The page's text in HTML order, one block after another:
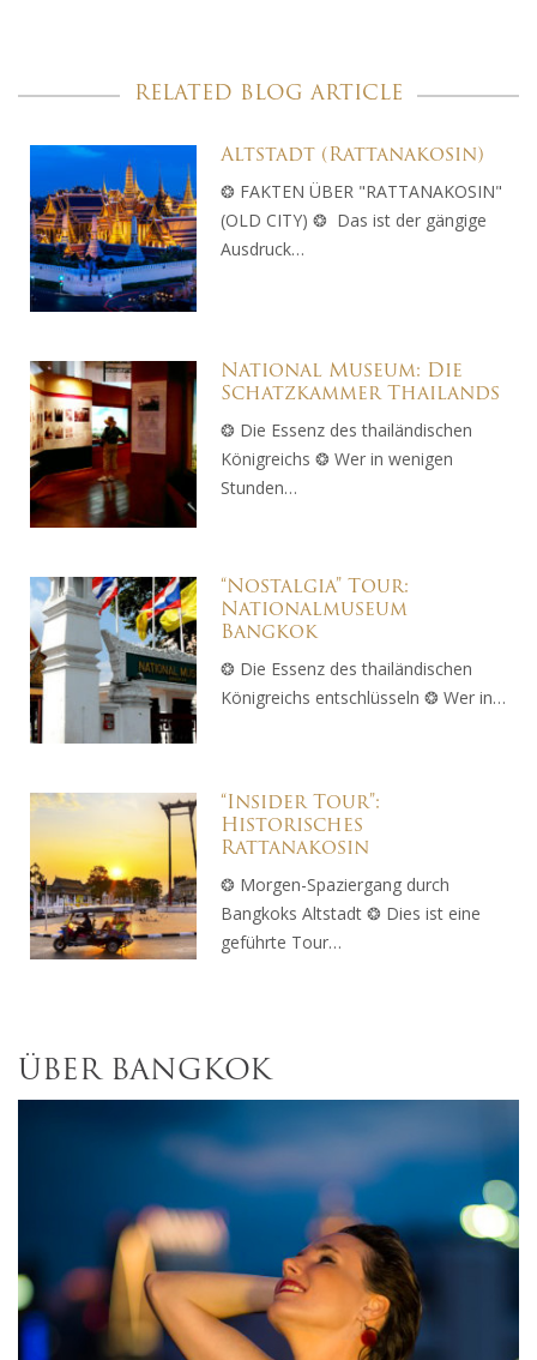
RELATED BLOG ARTICLE
Altstadt (Rattanakosin)
❂ FAKTEN ÜBER "RATTANAKOSIN"
(OLD CITY) ❂ Das ist der gängige
Ausdruck…
National Museum: Die
Schatzkammer Thailands
❂ Die Essenz des thailändischen
Königreichs ❂ Wer in wenigen
Stunden…
“Nostalgia” Tour:
Nationalmuseum
Bangkok
❂ Die Essenz des thailändischen
Königreichs entschlüsseln ❂ Wer in…
“Insider Tour”:
Historisches
Rattanakosin
❂ Morgen-Spaziergang durch
Bangkoks Altstadt ❂ Dies ist eine
geführte Tour…
ÜBER BANGKOK